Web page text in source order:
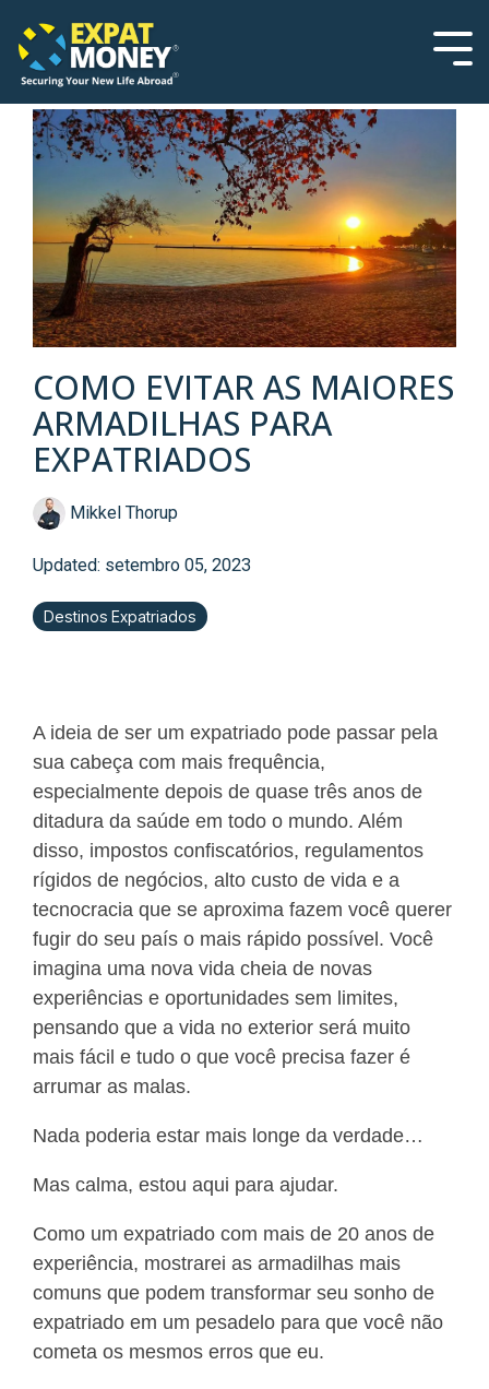
note:
This
website
accessibility
system.
the
main
COMO EVITAR AS MAIORES
ARMADILHAS PARA
EXPATRIADOS
Mikkel Thorup
Updated: setembro 05, 2023
Destinos Expatriados
A ideia de ser um expatriado pode passar pela
sua cabeça com mais frequência,
especialmente depois de quase três anos de
ditadura da saúde em todo o mundo. Além
disso, impostos confiscatórios, regulamentos
rígidos de negócios, alto custo de vida e a
tecnocracia que se aproxima fazem você querer
fugir do seu país o mais rápido possível. Você
imagina uma nova vida cheia de novas
experiências e oportunidades sem limites,
pensando que a vida no exterior será muito
mais fácil e tudo o que você precisa fazer é
arrumar as malas.
Nada poderia estar mais longe da verdade…
Mas calma, estou aqui para ajudar.
Como um expatriado com mais de 20 anos de
experiência, mostrarei as armadilhas mais
comuns que podem transformar seu sonho de
expatriado em um pesadelo para que você não
cometa os mesmos erros que eu.